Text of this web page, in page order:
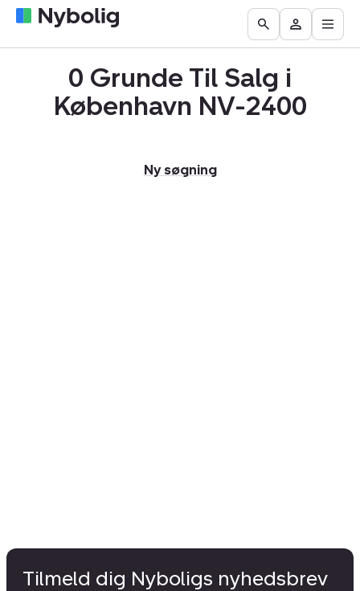
Boliger
til
Find
mægler
Få
vurderet
bolig
Go
to
the
Search
page
Besøg
Mit
Åbn
0 Grunde Til Salg i
København NV-2400
Ny søgning
Tilmeld dig Nyboligs nyhedsbrev